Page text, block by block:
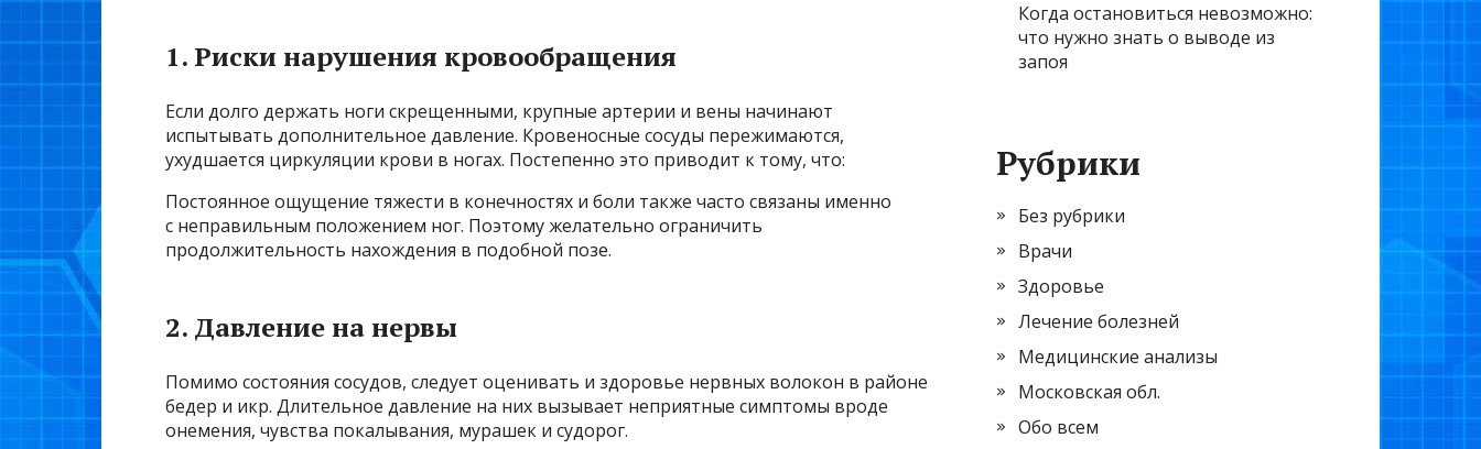
1. Риски нарушения кровообращения
Если долго держать ноги скрещенными, крупные артерии и вены начинают
испытывать дополнительное давление. Кровеносные сосуды пережимаются,
ухудшается циркуляции крови в ногах. Постепенно это приводит к тому, что:
Постоянное ощущение тяжести в конечностях и боли также часто связаны именно
с неправильным положением ног. Поэтому желательно ограничить
продолжительность нахождения в подобной позе.
2. Давление на нервы
Помимо состояния сосудов, следует оценивать и здоровье нервных волокон в районе
бедер и икр. Длительное давление на них вызывает неприятные симптомы вроде
онемения, чувства покалывания, мурашек и судорог.
Когда остановиться невозможно:
что нужно знать о выводе из
запоя
Рубрики
Без рубрики
Врачи
Здоровье
Лечение болезней
Медицинские анализы
Московская обл.
Обо всем